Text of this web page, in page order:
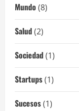
Mundo (8)
Salud(2)
Sociedad(1)
Startups(1)
Sucesos(1)